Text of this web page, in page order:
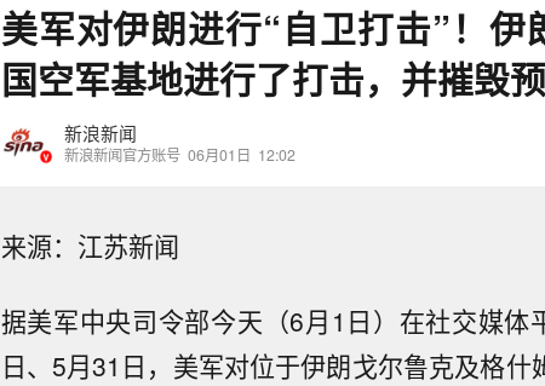
美军对伊朗进行“自卫打击”！
国空军基地进行了打击，并摧毁
新浪新闻
新浪新闻官方账号 06月01日 12:02
来源：江苏新闻
据美军中央司令部今天（6月1日）在社交媒体
日、5月31日，美军对位于伊朗戈尔鲁克及格